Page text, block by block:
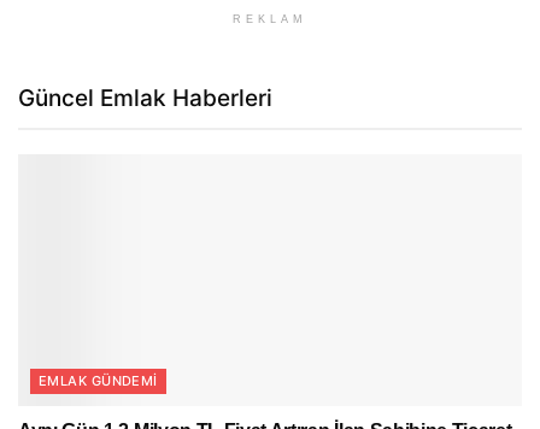
REKLAM
Güncel Emlak Haberleri
EMLAK GÜNDEMI